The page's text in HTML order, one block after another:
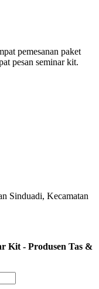
pemesanan paket
pesan seminar kit.
Sinduadi, Kecamatan
Kit - Produsen Tas &